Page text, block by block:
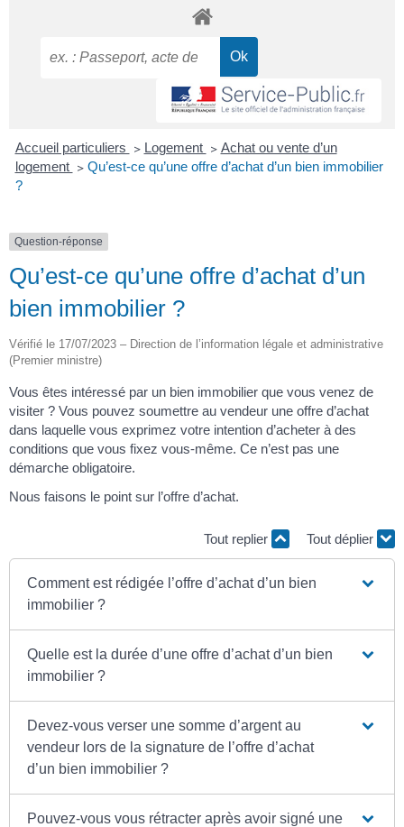
Accueil particuliers > Logement > Achat ou vente d’un
logement > Qu’est-ce qu’une offre d’achat d’un bien immobilier
?
Question-réponse
Qu’est-ce qu’une offre d’achat d’un
bien immobilier ?
Vérifié le 17/07/2023 – Direction de l’information légale et administrative
(Premier ministre)
Vous êtes intéressé par un bien immobilier que vous venez de
visiter ? Vous pouvez soumettre au vendeur une offre d’achat
dans laquelle vous exprimez votre intention d’acheter à des
conditions que vous fixez vous-même. Ce n’est pas une
démarche obligatoire.
Nous faisons le point sur l’offre d’achat.
Tout replier Tout déplier
Comment est rédigée l’offre d’achat d’un bien
immobilier ?
Quelle est la durée d’une offre d’achat d’un bien
immobilier ?
Devez-vous verser une somme d’argent au
vendeur lors de la signature de l’offre d’achat
d’un bien immobilier ?
Pouvez-vous vous rétracter après avoir signé une